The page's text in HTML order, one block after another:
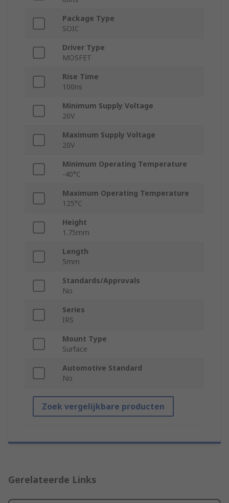
Package Type
SOIC
Driver Type
MOSFET
Rise Time
100ns
Minimum Supply Voltage
20V
Maximum Supply Voltage
20V
Minimum Operating Temperature
-40°C
Maximum Operating Temperature
125°C
Height
1.75mm
Length
5mm
Standards/Approvals
No
Series
IRS
Mount Type
Surface
Automotive Standard
No
Zoek vergelijkbare producten
Gerelateerde Links